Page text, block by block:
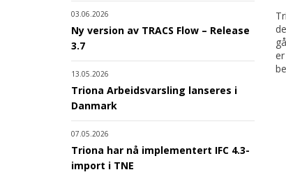
03.06.2026
Ny version av TRACS Flow – Release
3.7
13.05.2026
Triona Arbeidsvarsling lanseres i
Danmark
07.05.2026
Triona har nå implementert IFC 4.3-
import i TNE